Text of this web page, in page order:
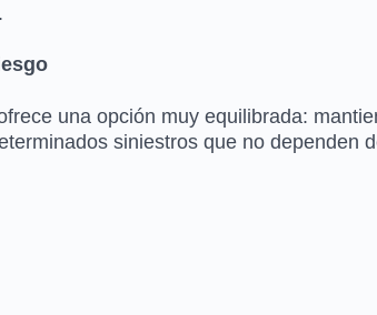
una opción muy equilibrada:
siniestros que no dependen